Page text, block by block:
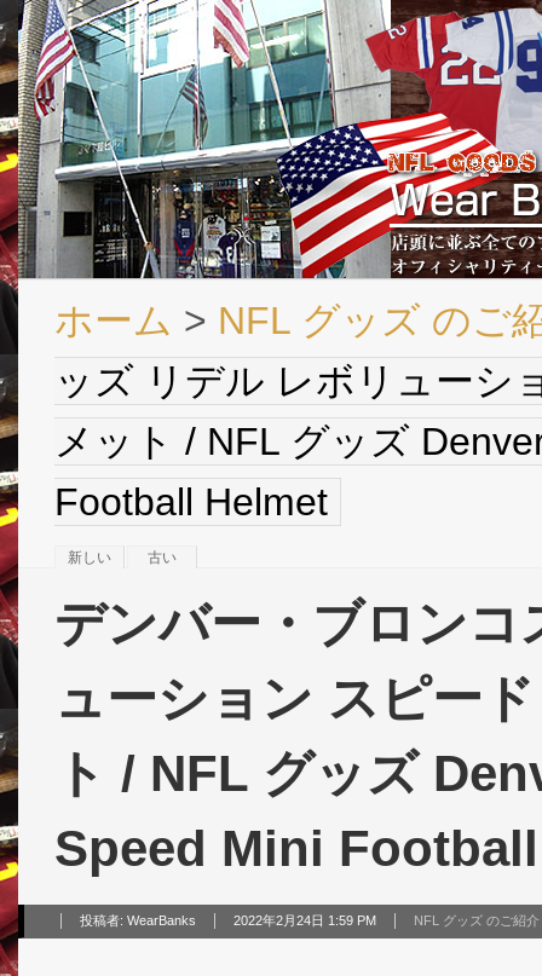
ホーム > NFL グッズ のご
ッズ リデル レボリューシ
メット / NFL グッズ
Football Helmet
新しい 古い
デンバー・ブロン
ューション スピー
ト / NFL グッズ
Speed Mini
投稿者: WearBanks 2022年2月24日 1:59 PM NFL グッズ のご紹介